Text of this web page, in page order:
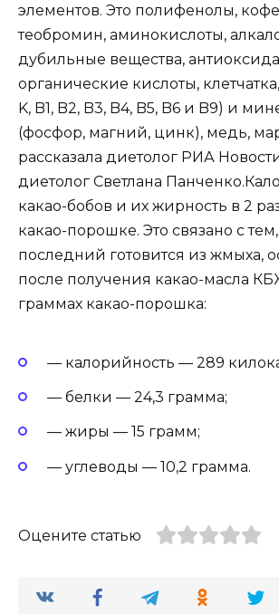
элементов. Это полифенолы,
теобромин, аминокислоты,
дубильные вещества,
органические кислоты,
K, B1, B2, B3, B4, B5, B6 и B9) и
(фосфор, магний, цинк), медь,
рассказала диетолог РИА
диетолог Светлана
какао-бобов и их жирность в 2
какао-порошке. Это связано с тем,
последний готовится из жмыха,
после получения какао-масла
граммах какао-порошка:
— калорийность — 289
— белки — 24,3 грамма;
— жиры — 15 грамм;
— углеводы — 10,2 грамма.
Оцените статью